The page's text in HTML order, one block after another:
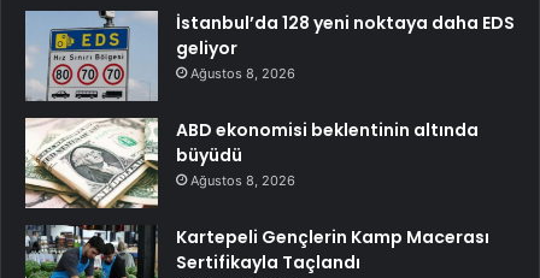
İstanbul’da 128 yeni noktaya daha EDS
geliyor
Ağustos 8, 2026
ABD ekonomisi beklentinin altında
büyüdü
Ağustos 8, 2026
Kartepeli Gençlerin Kamp Macerası
Sertifikayla Taçlandı